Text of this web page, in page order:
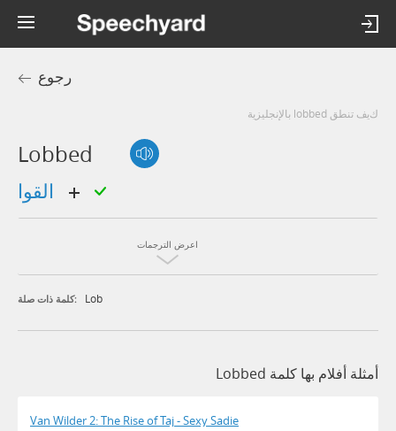
رجوع
كيف تنطق lobbed بالإنجليزية
Lobbed
اعرض الترجمات
كلمة ذات صلة: Lob
أمثلة أفلام بها كلمة Lobbed
Van Wilder 2: The Rise of Taj - Sexy Sadie